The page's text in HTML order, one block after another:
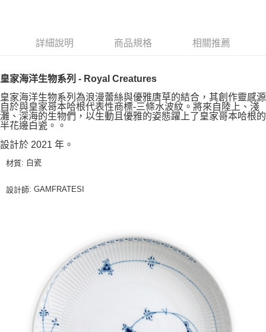
詳細說明 商品規格 相關推薦
皇家海洋生物系列 - Royal Creatures
皇家海洋生物系列為浪漫蕾絲與優雅唐草的結合，其創作靈感源
自於與皇家哥本哈根代表性商標-三條水波紋。將來自陸上、淺
灘、深海的生物們，以生動且優雅的姿態躍上了皇家哥本哈根的
半花邊白瓷。。
設計於 2021 年。
材質: 白瓷
設計師: GAMFRATESI